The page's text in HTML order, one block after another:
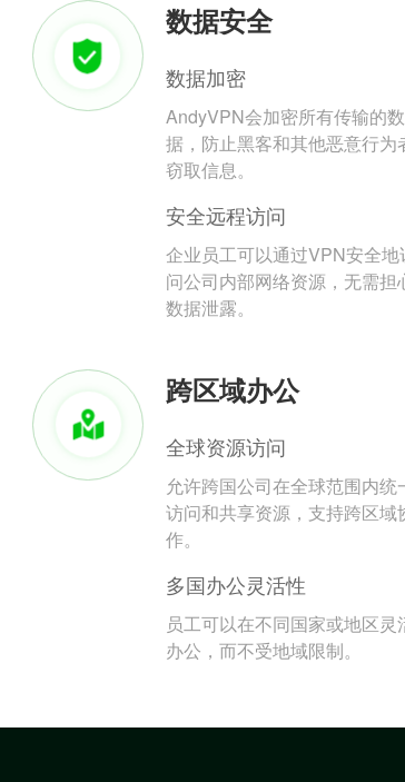
数据安全
数据加密
AndyVPN会加密所有传输的数
据，防止黑客和其他恶意行为
窃取信息。
安全远程访问
企业员工可以通过VPN安全地
问公司内部网络资源，无需担
数据泄露。
跨区域办公
全球资源访问
允许跨国公司在全球范围内统
访问和共享资源，支持跨区域
作。
多国办公灵活性
员工可以在不同国家或地区灵
办公，而不受地域限制。